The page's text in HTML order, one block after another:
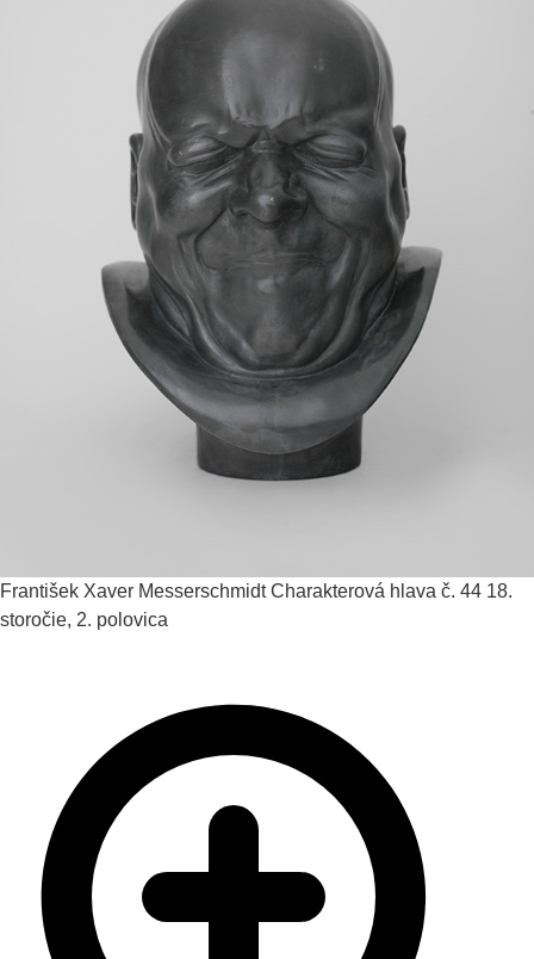
František Xaver Messerschmidt Charakterová hlava č. 44 18.
storočie, 2. polovica